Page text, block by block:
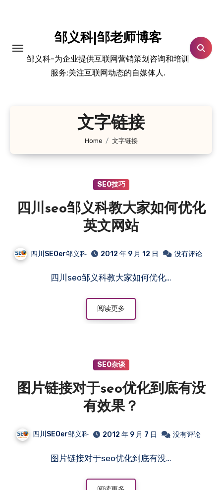
邹义科|邹老师博客
邹义科-为企业提供互联网营销策划咨询和培训
服务;关注互联网动态的自媒体人.
文字链接
Home 文字链接
SEO技巧
四川seo邹义科教大家如何优化
英文网站
四川SEOer邹义科 2012 年 9 月 12 日 没有评论
四川seo邹义科教大家如何优化…
阅读更多
SEO杂谈
图片链接对于seo优化到底有没
有效果？
四川SEOer邹义科 2012 年 9 月 7 日 没有评论
图片链接对于seo优化到底有没…